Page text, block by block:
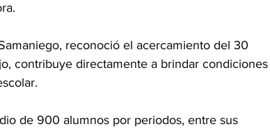
reconoció el acercamiento del 30
contribuye directamente a brindar condiciones
de 900 alumnos por periodos, entre sus